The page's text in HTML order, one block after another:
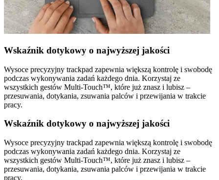
Wskaźnik dotykowy o najwyższej jakości
Wysoce precyzyjny trackpad zapewnia większą kontrolę i swobodę
podczas wykonywania zadań każdego dnia. Korzystaj ze
wszystkich gestów Multi-Touch™, które już znasz i lubisz –
przesuwania, dotykania, zsuwania palców i przewijania w trakcie
pracy.
Wskaźnik dotykowy o najwyższej jakości
Wysoce precyzyjny trackpad zapewnia większą kontrolę i swobodę
podczas wykonywania zadań każdego dnia. Korzystaj ze
wszystkich gestów Multi-Touch™, które już znasz i lubisz –
przesuwania, dotykania, zsuwania palców i przewijania w trakcie
pracy.